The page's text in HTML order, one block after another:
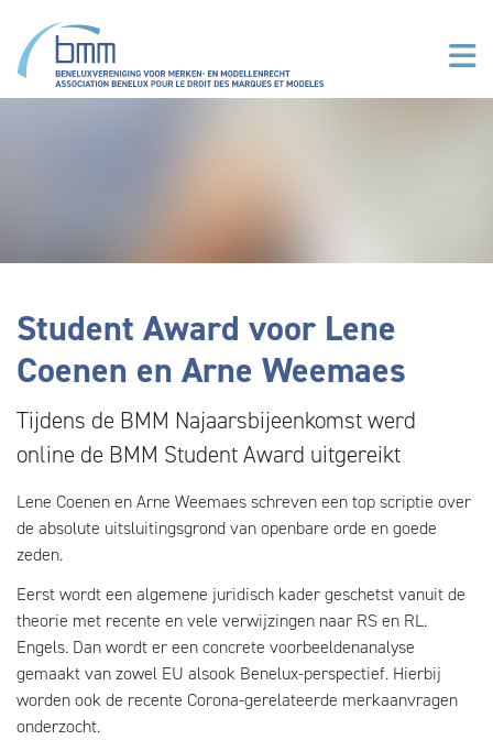
Student Award voor Lene
Coenen en Arne Weemaes
Tijdens de BMM Najaarsbijeenkomst werd
online de BMM Student Award uitgereikt
Lene Coenen en Arne Weemaes schreven een top scriptie over
de absolute uitsluitingsgrond van openbare orde en goede
zeden.
Eerst wordt een algemene juridisch kader geschetst vanuit de
theorie met recente en vele verwijzingen naar RS en RL.
Engels. Dan wordt er een concrete voorbeeldenanalyse
gemaakt van zowel EU alsook Benelux-perspectief. Hierbij
worden ook de recente Corona-gerelateerde merkaanvragen
onderzocht.